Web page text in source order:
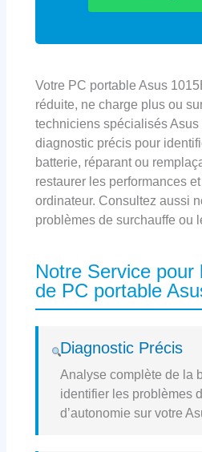
Votre PC portable Asus
réduite, ne charge plus ou
techniciens spécialisés Asus
diagnostic précis pour
batterie, réparant ou
restaurer les performances
ordinateur. Consultez aussi
problèmes de surchauffe ou
Notre Service pour
de PC portable
Diagnostic Précis
Analyse complète de la
identifier les problèmes
d’autonomie sur votre